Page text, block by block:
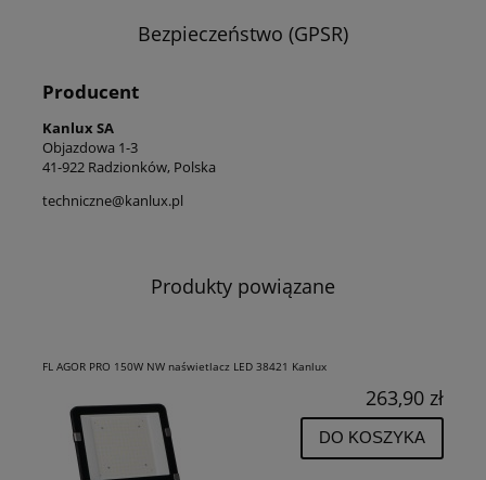
Bezpieczeństwo (GPSR)
Producent
Kanlux SA
Objazdowa 1-3
41-922 Radzionków, Polska
techniczne@kanlux.pl
Produkty powiązane
FL AGOR PRO 150W NW naświetlacz LED 38421 Kanlux
263,90 zł
DO KOSZYKA